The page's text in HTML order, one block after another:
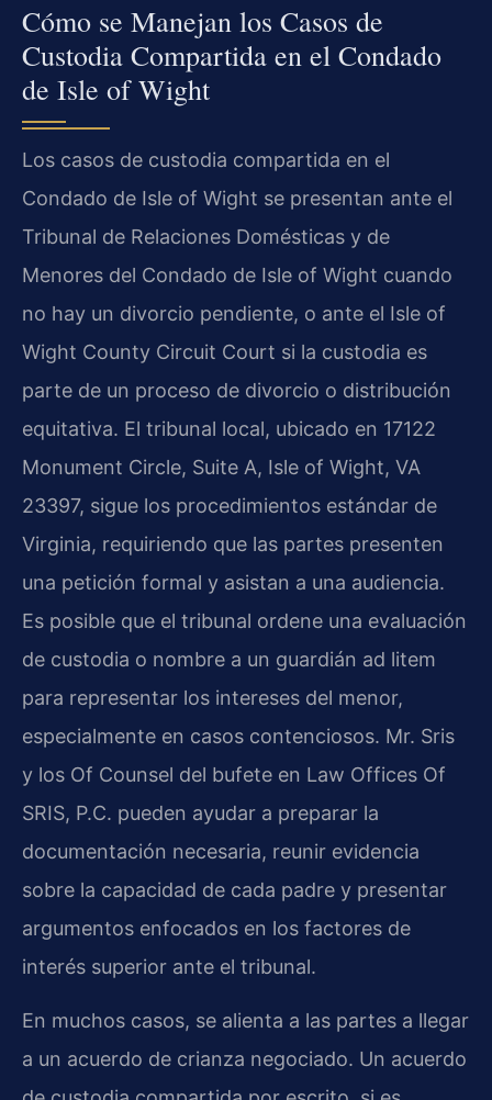
Cómo se Manejan los Casos de
Custodia Compartida en el Condado
de Isle of Wight
Los casos de custodia compartida en el
Condado de Isle of Wight se presentan ante el
Tribunal de Relaciones Domésticas y de
Menores del Condado de Isle of Wight cuando
no hay un divorcio pendiente, o ante el Isle of
Wight County Circuit Court si la custodia es
parte de un proceso de divorcio o distribución
equitativa. El tribunal local, ubicado en 17122
Monument Circle, Suite A, Isle of Wight, VA
23397, sigue los procedimientos estándar de
Virginia, requiriendo que las partes presenten
una petición formal y asistan a una audiencia.
Es posible que el tribunal ordene una evaluación
de custodia o nombre a un guardián ad litem
para representar los intereses del menor,
especialmente en casos contenciosos. Mr. Sris
y los Of Counsel del bufete en Law Offices Of
SRIS, P.C. pueden ayudar a preparar la
documentación necesaria, reunir evidencia
sobre la capacidad de cada padre y presentar
argumentos enfocados en los factores de
interés superior ante el tribunal.
En muchos casos, se alienta a las partes a llegar
a un acuerdo de crianza negociado. Un acuerdo